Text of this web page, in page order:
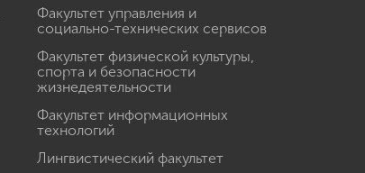
Факультет управления и
социально-технических сервисов
Факультет физической культуры,
спорта и безопасности
жизнедеятельности
Факультет информационных
технологий
Лингвистический факультет